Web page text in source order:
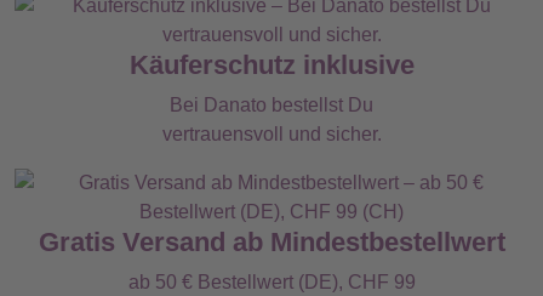
Käuferschutz inklusive
Bei Danato bestellst Du
vertrauensvoll und sicher.
Gratis Versand ab Mindestbestellwert
ab 50 € Bestellwert (DE), CHF 99